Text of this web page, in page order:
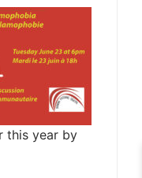
this year by